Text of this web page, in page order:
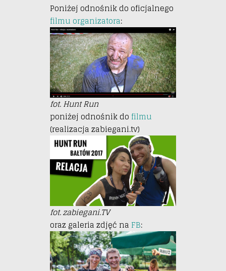
Poniżej odnośnik do oficjalnego
filmu organizatora:
fot. Hunt Run
poniżej odnośnik do filmu
(realizacja zabiegani.tv)
fot. zabiegani.TV
oraz galeria zdjęć na FB: